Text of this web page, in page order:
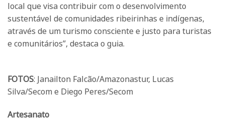
local que visa contribuir com o desenvolvimento
sustentável de comunidades ribeirinhas e indígenas,
através de um turismo consciente e justo para turistas
e comunitários”, destaca o guia.
FOTOS: Janailton Falcão/Amazonastur, Lucas
Silva/Secom e Diego Peres/Secom
Artesanato